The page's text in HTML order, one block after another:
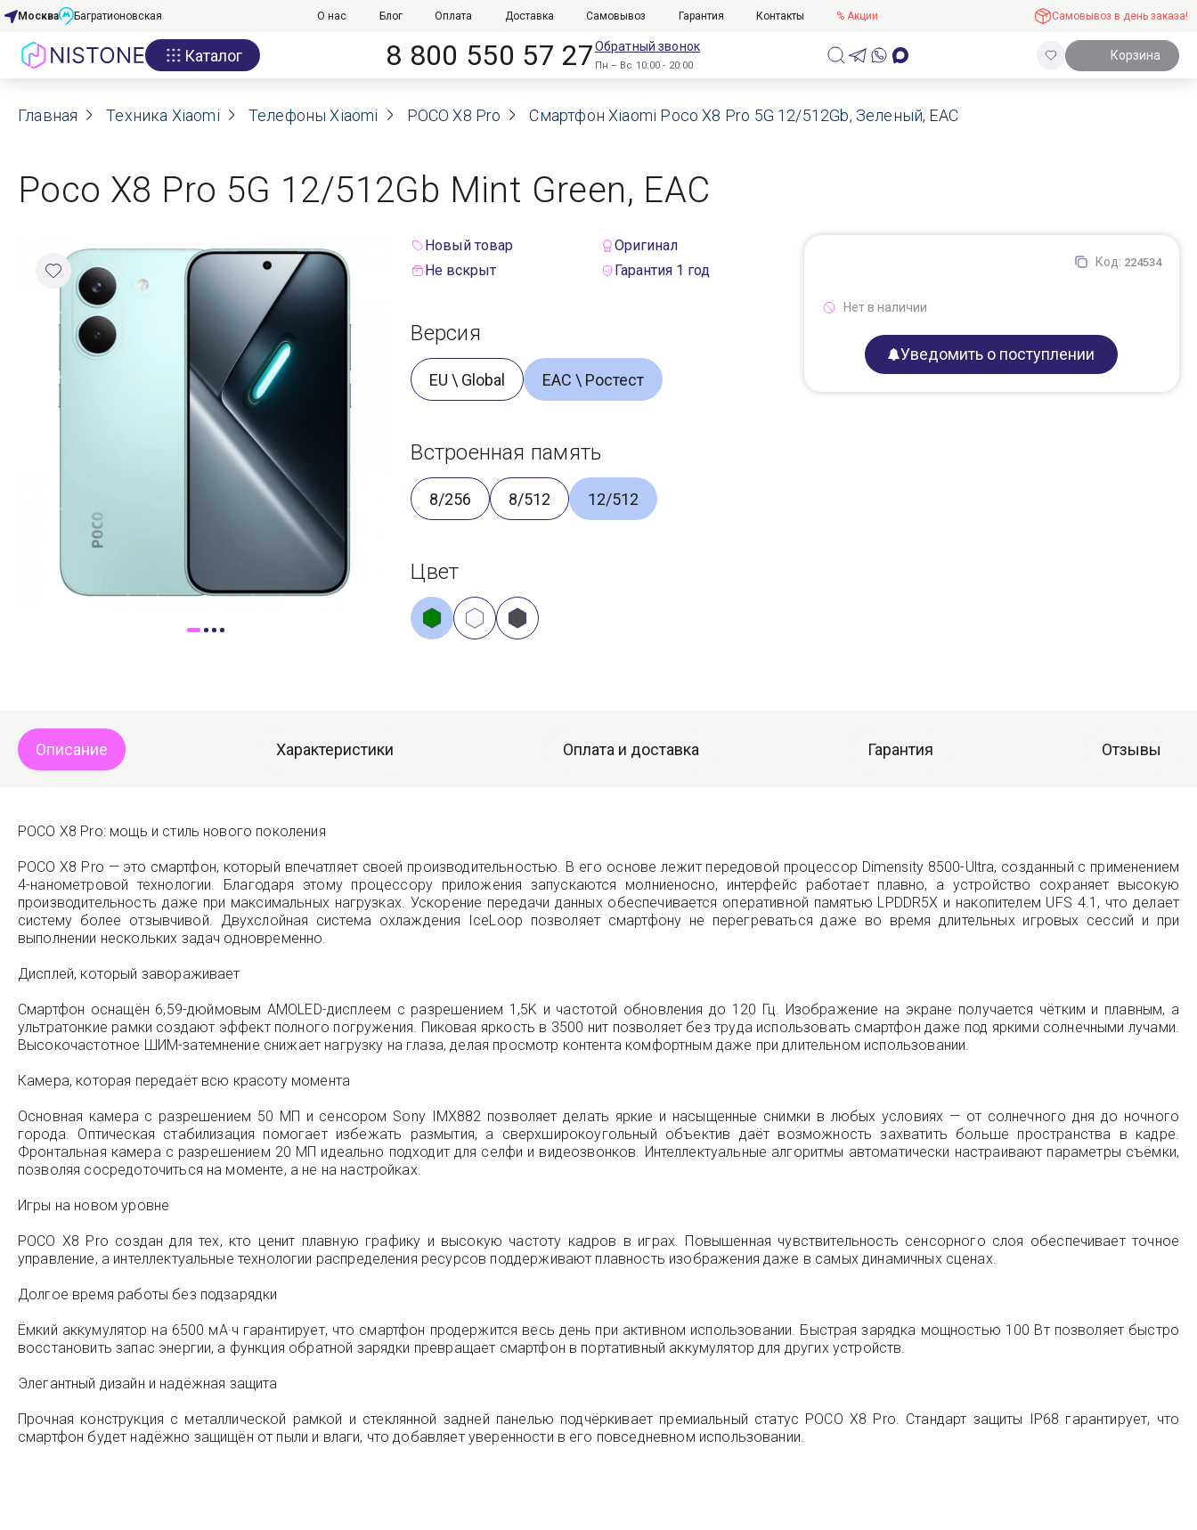
Акции
О нас
Реквизиты
Контакты
Гарантия
Trade-In
Москва Багратионовская О нас Блог Оплата Доставка Самовывоз Гарантия Контакты % Акции Самовывоз в день заказа!
Каталог 8 800 550 57 27Обратный звонок
Пн – Вс 10:00 - 20:00
Корзина
Главная Техника Xiaomi Телефоны Xiaomi POCO X8 Pro Смартфон Xiaomi Poco X8 Pro 5G 12/512Gb, Зеленый, EAC
Poco X8 Pro 5G 12/512Gb Mint Green, EAC
Новый товар
Оригинал
Не вскрыт
Гарантия 1 год
Версия
EU \ Global ЕАС \ Ростест
Встроенная память
8/256 8/512 12/512
Цвет
Код: 224534
Нет в наличии
Уведомить о поступлении
Описание Характеристики Оплата и доставка Гарантия Отзывы
POCO X8 Pro: мощь и стиль нового поколения
POCO X8 Pro — это смартфон, который впечатляет своей производительностью. В его основе лежит передовой процессор Dimensity 8500-Ultra, созданный с применением
4-нанометровой технологии. Благодаря этому процессору приложения запускаются молниеносно, интерфейс работает плавно, а устройство сохраняет высокую
производительность даже при максимальных нагрузках. Ускорение передачи данных обеспечивается оперативной памятью LPDDR5X и накопителем UFS 4.1, что делает
систему более отзывчивой. Двухслойная система охлаждения IceLoop позволяет смартфону не перегреваться даже во время длительных игровых сессий и при
выполнении нескольких задач одновременно.
Дисплей, который завораживает
Смартфон оснащён 6,59-дюймовым AMOLED-дисплеем с разрешением 1,5K и частотой обновления до 120 Гц. Изображение на экране получается чётким и плавным, а
ультратонкие рамки создают эффект полного погружения. Пиковая яркость в 3500 нит позволяет без труда использовать смартфон даже под яркими солнечными лучами.
Высокочастотное ШИМ-затемнение снижает нагрузку на глаза, делая просмотр контента комфортным даже при длительном использовании.
Камера, которая передаёт всю красоту момента
Основная камера с разрешением 50 МП и сенсором Sony IMX882 позволяет делать яркие и насыщенные снимки в любых условиях — от солнечного дня до ночного
города. Оптическая стабилизация помогает избежать размытия, а сверхширокоугольный объектив даёт возможность захватить больше пространства в кадре.
Фронтальная камера с разрешением 20 МП идеально подходит для селфи и видеозвонков. Интеллектуальные алгоритмы автоматически настраивают параметры съёмки,
позволяя сосредоточиться на моменте, а не на настройках.
Игры на новом уровне
POCO X8 Pro создан для тех, кто ценит плавную графику и высокую частоту кадров в играх. Повышенная чувствительность сенсорного слоя обеспечивает точное
управление, а интеллектуальные технологии распределения ресурсов поддерживают плавность изображения даже в самых динамичных сценах.
Долгое время работы без подзарядки
Ёмкий аккумулятор на 6500 мА·ч гарантирует, что смартфон продержится весь день при активном использовании. Быстрая зарядка мощностью 100 Вт позволяет быстро
восстановить запас энергии, а функция обратной зарядки превращает смартфон в портативный аккумулятор для других устройств.
Элегантный дизайн и надёжная защита
Прочная конструкция с металлической рамкой и стеклянной задней панелью подчёркивает премиальный статус POCO X8 Pro. Стандарт защиты IP68 гарантирует, что
смартфон будет надёжно защищён от пыли и влаги, что добавляет уверенности в его повседневном использовании.